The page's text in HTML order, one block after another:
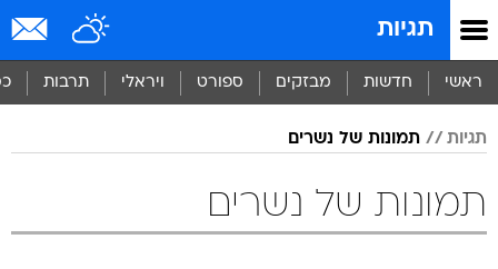
תגיות
ראשי חדשות מבזקים ספורט ויראלי תרבות
תגיות תמונות של נשרים
תמונות של נשרים